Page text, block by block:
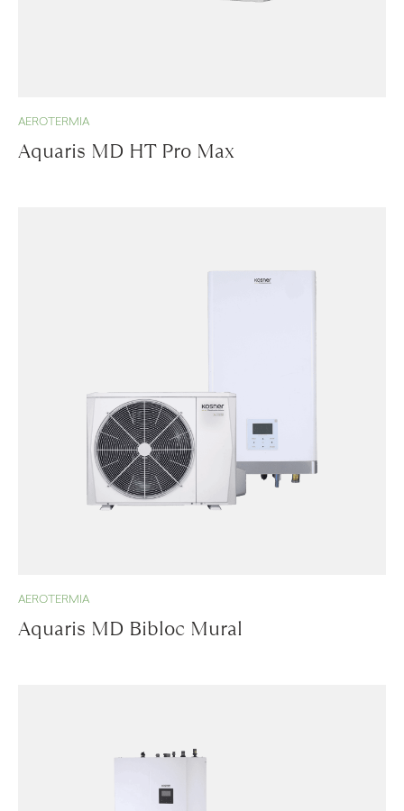
AEROTERMIA
Aquaris MD HT Pro Max
AEROTERMIA
Aquaris MD Bibloc Mural